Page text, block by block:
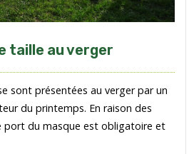
taille au verger
sont présentées au verger par un
du printemps. En raison des
port du masque est obligatoire et